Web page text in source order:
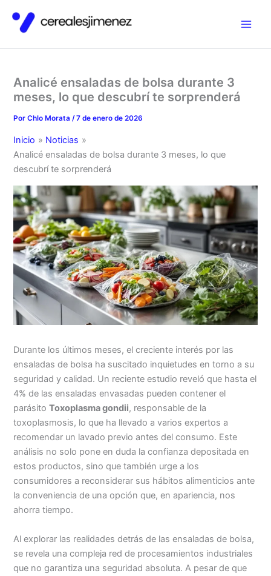
contenido
Analicé ensaladas de bolsa durante 3
meses, lo que descubrí te sorprenderá
PorChlo Morata /7 de enero de 2026
Inicio
Noticias
Analicé ensaladas de bolsa durante 3 meses, lo que
descubrí te sorprenderá
Durante los últimos meses, el creciente interés por las
ensaladas de bolsa ha suscitado inquietudes en torno a su
seguridad y calidad. Un reciente estudio reveló que hasta el
4% de las ensaladas envasadas pueden contener el
parásitoToxoplasma gondii, responsable de la
toxoplasmosis, lo que ha llevado a varios expertos a
recomendar un lavado previo antes del consumo. Este
análisis no solo pone en duda la confianza depositada en
estos productos, sino que también urge a los
consumidores a reconsiderar sus hábitos alimenticios ante
la conveniencia de una opción que, en apariencia, nos
ahorra tiempo.
Al explorar las realidades detrás de las ensaladas de bolsa,
se revela una compleja red de procesamientos industriales
que no garantiza una seguridad absoluta. A pesar de que